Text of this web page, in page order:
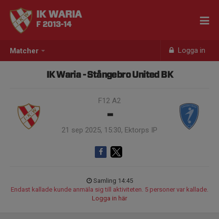
Matcher Logga in
IK WARIA
F 2013-14
IK Waria - Stångebro United BK
F12 A2
-
21 sep 2025, 15:30, Ektorps IP
Samling 14:45
Endast kallade kunde anmäla sig till aktiviteten. 5 personer var kallade.
Logga in här